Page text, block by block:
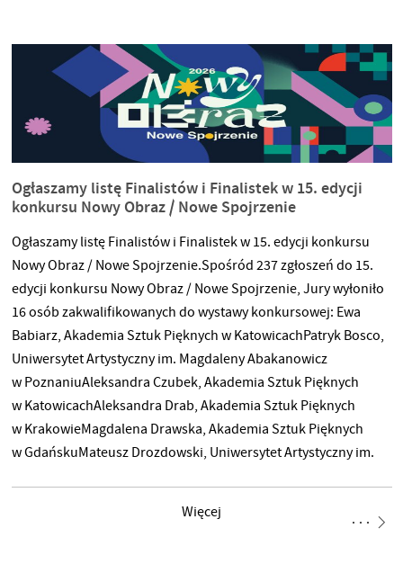
Ogłaszamy listę Finalistów i Finalistek w 15. edycji
konkursu Nowy Obraz / Nowe Spojrzenie
Ogłaszamy listę Finalistów i Finalistek w 15. edycji konkursu
Nowy Obraz / Nowe Spojrzenie.Spośród 237 zgłoszeń do 15.
edycji konkursu Nowy Obraz / Nowe Spojrzenie, Jury wyłoniło
16 osób zakwalifikowanych do wystawy konkursowej: Ewa
Babiarz, Akademia Sztuk Pięknych w KatowicachPatryk Bosco,
Uniwersytet Artystyczny im. Magdaleny Abakanowicz
w PoznaniuAleksandra Czubek, Akademia Sztuk Pięknych
w KatowicachAleksandra Drab, Akademia Sztuk Pięknych
w KrakowieMagdalena Drawska, Akademia Sztuk Pięknych
w GdańskuMateusz Drozdowski, Uniwersytet Artystyczny im.
Akademia Sztuk Pięknych im. Eugeniusza Gepperta we
Więcej